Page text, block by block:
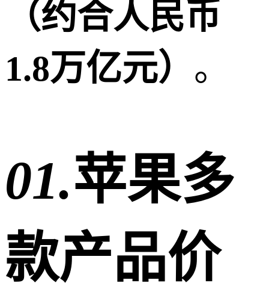
（约合人民币
1.8万亿元） 。
01.苹果多
款产品价